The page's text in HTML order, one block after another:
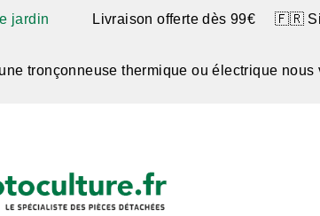
jardin Livraison offerte dès 99€ 🇫🇷
tronçonneuse thermique ou électrique